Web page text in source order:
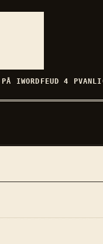
PÅ IWORDFEUD4 P